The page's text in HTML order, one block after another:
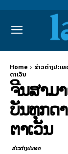
Home ຂ່າວຕ່າງປະເທ
ຕາເວັນ
ຈີນສາມ
ບັນທຸກດ
ຕາເວັນ
ຂ່າວຕ່າງປະເທດ